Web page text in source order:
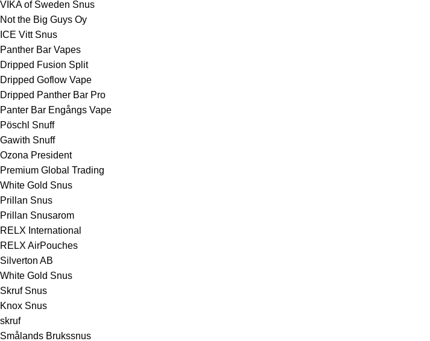
VIKA of Sweden Snus
Not the Big Guys Oy
ICE Vitt Snus
Panther Bar Vapes
Dripped Fusion Split
Dripped Goflow Vape
Dripped Panther Bar Pro
Panter Bar Engångs Vape
Pöschl Snuff
Gawith Snuff
Ozona President
Premium Global Trading
White Gold Snus
Prillan Snus
Prillan Snusarom
RELX International
RELX AirPouches
Silverton AB
White Gold Snus
Skruf Snus
Knox Snus
skruf
Smålands Brukssnus